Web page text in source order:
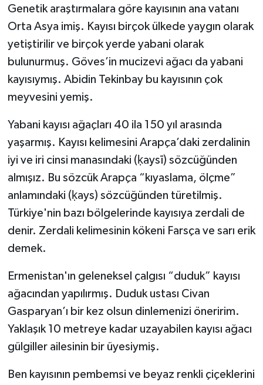
Genetik araştırmalara göre kayısının ana vatanı
Orta Asya imiş. Kayısı birçok ülkede yaygın olarak
yetiştirilir ve birçok yerde yabani olarak
bulunurmuş. Göves’in mucizevi ağacı da yabani
kayısıymış. Abidin Tekinbay bu kayısının çok
meyvesini yemiş.
Yabani kayısı ağaçları 40 ila 150 yıl arasında
yaşarmış. Kayısı kelimesini Arapça’daki zerdalinin
iyi ve iri cinsi manasındaki (ḳaysī) sözcüğünden
almışız. Bu sözcük Arapça “kıyaslama, ölçme”
anlamındaki (ḳays) sözcüğünden türetilmiş.
Türkiye'nin bazı bölgelerinde kayısıya zerdali de
denir. Zerdali kelimesinin kökeni Farsça ve sarı erik
demek.
Ermenistan'ın geleneksel çalgısı “duduk” kayısı
ağacından yapılırmış. Duduk ustası Civan
Gasparyan’ı bir kez olsun dinlemenizi öneririm.
Yaklaşık 10 metreye kadar uzayabilen kayısı ağacı
gülgiller ailesinin bir üyesiymiş.
Ben kayısının pembemsi ve beyaz renkli çiçeklerini